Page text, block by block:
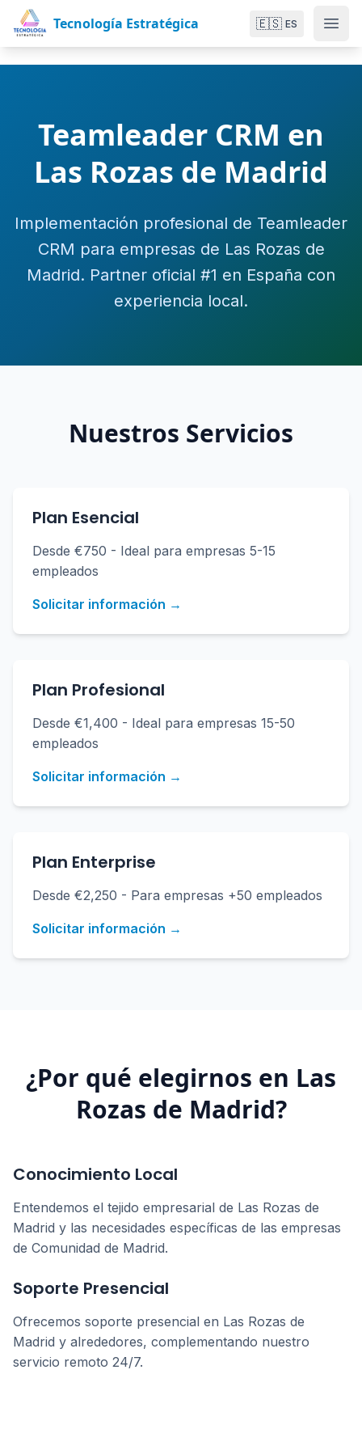
Tecnología Estratégica 🇪🇸 ES
Teamleader CRM en
Las Rozas de Madrid
Implementación profesional de Teamleader
CRM para empresas de Las Rozas de
Madrid. Partner oficial #1 en España con
experiencia local.
Nuestros Servicios
Plan Esencial
Desde €750 - Ideal para empresas 5-15
empleados
Solicitar información →
Plan Profesional
Desde €1,400 - Ideal para empresas 15-50
empleados
Solicitar información →
Plan Enterprise
Desde €2,250 - Para empresas +50 empleados
Solicitar información →
¿Por qué elegirnos en Las
Rozas de Madrid?
Conocimiento Local
Entendemos el tejido empresarial de Las Rozas de
Madrid y las necesidades específicas de las empresas
de Comunidad de Madrid.
Soporte Presencial
Ofrecemos soporte presencial en Las Rozas de
Madrid y alrededores, complementando nuestro
servicio remoto 24/7.